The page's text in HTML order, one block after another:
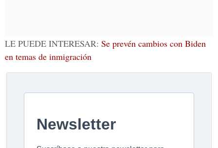
LE PUEDE INTERESAR: Se prevén cambios con Biden
en temas de inmigración